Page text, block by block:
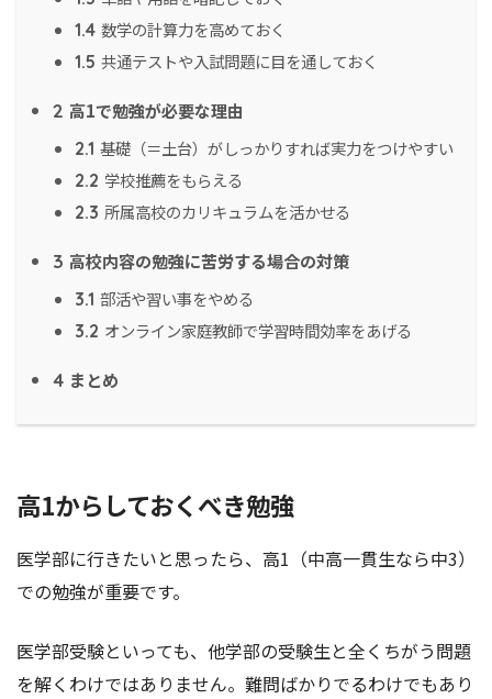
1.4 数学の計算力を高めておく
1.5 共通テストや入試問題に目を通しておく
2 高1で勉強が必要な理由
2.1 基礎（＝土台）がしっかりすれば実力をつけやすい
2.2 学校推薦をもらえる
2.3 所属高校のカリキュラムを活かせる
3 高校内容の勉強に苦労する場合の対策
3.1 部活や習い事をやめる
3.2 オンライン家庭教師で学習時間効率をあげる
4 まとめ
高1からしておくべき勉強
医学部に行きたいと思ったら、高1（中高一貫生なら中3）
での勉強が重要です。
医学部受験といっても、他学部の受験生と全くちがう問題
を解くわけではありません。難問ばかりでるわけでもあり